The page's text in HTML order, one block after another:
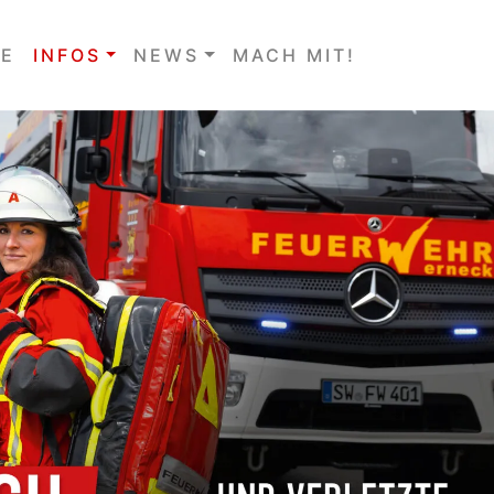
INFOS NEWS MACH MIT!